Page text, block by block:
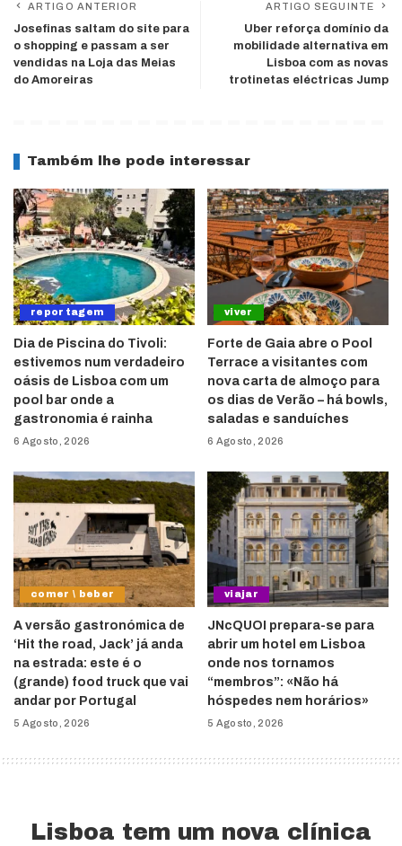
ARTIGO ANTERIOR
Josefinas saltam do site para
o shopping e passam a ser
vendidas na Loja das Meias
do Amoreiras
ARTIGO SEGUINTE
Uber reforça domínio da
mobilidade alternativa em
Lisboa com as novas
trotinetas eléctricas Jump
Também lhe pode interessar
reportagem
Dia de Piscina do Tivoli:
estivemos num verdadeiro
oásis de Lisboa com um
pool bar onde a
gastronomia é rainha
6 Agosto, 2026
viver
Forte de Gaia abre o Pool
Terrace a visitantes com
nova carta de almoço para
os dias de Verão – há bowls,
saladas e sanduíches
6 Agosto, 2026
comer \ beber
A versão gastronómica de
‘Hit the road, Jack’ já anda
na estrada: este é o
(grande) food truck que vai
andar por Portugal
5 Agosto, 2026
viajar
JNcQUOI prepara-se para
abrir um hotel em Lisboa
onde nos tornamos
“membros”: «Não há
hóspedes nem horários»
5 Agosto, 2026
Lisboa tem um nova clínica